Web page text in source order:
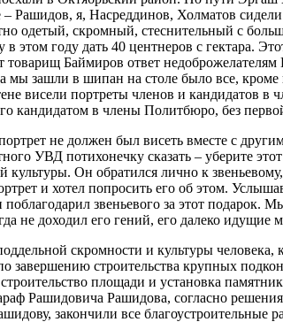
Рашидов, я, Насреддинов, Холматов
одетый, скромный, стеснительный с
этом году дать 40 центнеров с гектара.
товарищ Баймиров ответ
мы зашли в шипан на столе было все,
висели портреты членов и
кандидатом в члены Политбюро, без
не должен был висеть вместе с
УВД потихонечку сказать – уберите
культуры. Он обратился лично к
и хотел попросить его об этом.
звеньевого за этот подарок.
не доходил его гений, его далеко идущие
скромности и культуры
завершению строительства крупных
площади и установка
Рашидовича Рашидова, согласно
закончили все